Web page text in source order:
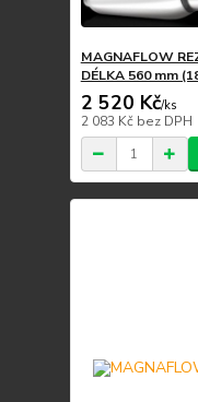
MAGNAFLOW
DÉLKA 560 mm
2 520 Kč/ks
2 083 Kč bez DPH